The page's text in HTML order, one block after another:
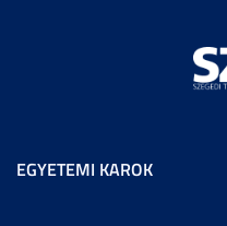
EGYETEMI KAROK